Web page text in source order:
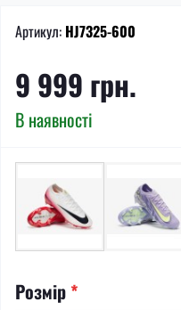
Артикул: HJ7325-600
9 999 грн.
В наявності
Розмір *